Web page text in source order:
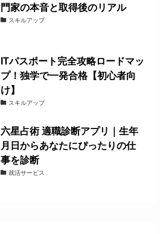
門家の本音と取得後のリアル
スキルアップ
ITパスポート完全攻略ロードマッ
プ！独学で一発合格【初心者向
け】
スキルアップ
六星占術 適職診断アプリ｜生年
月日からあなたにぴったりの仕
事を診断
就活サービス